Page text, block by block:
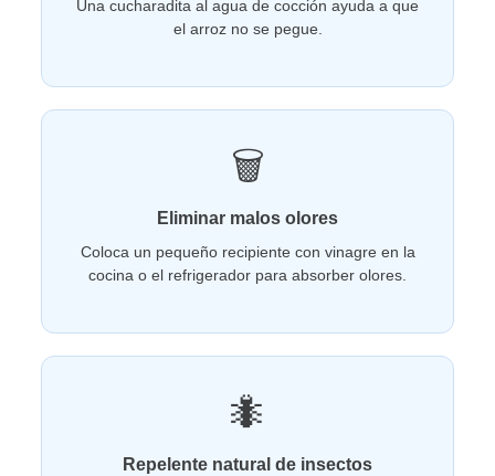
Una cucharadita al agua de cocción ayuda a que
el arroz no se pegue.
🗑️
Eliminar malos olores
Coloca un pequeño recipiente con vinagre en la
cocina o el refrigerador para absorber olores.
🐜
Repelente natural de insectos